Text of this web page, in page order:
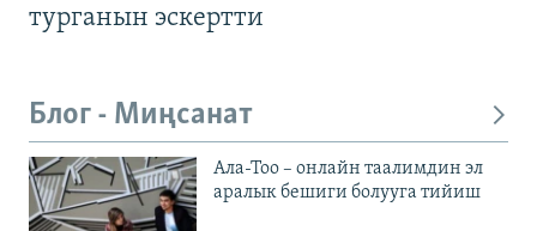
турганын эскертти
Блог - Миңсанат
Ала-Тоо – онлайн таалимдин эл
аралык бешиги болууга тийиш